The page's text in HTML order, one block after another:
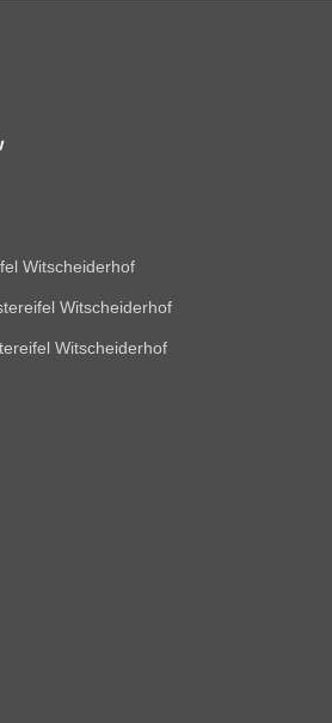
Witscheiderhof
Witscheiderhof
Witscheiderhof